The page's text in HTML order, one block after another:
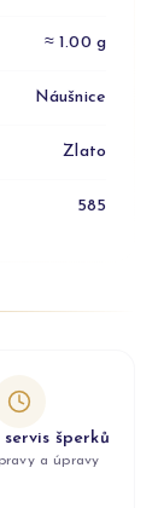
≈ 1.00 g
Náušnice
Zlato
585
šperků
a úpravy